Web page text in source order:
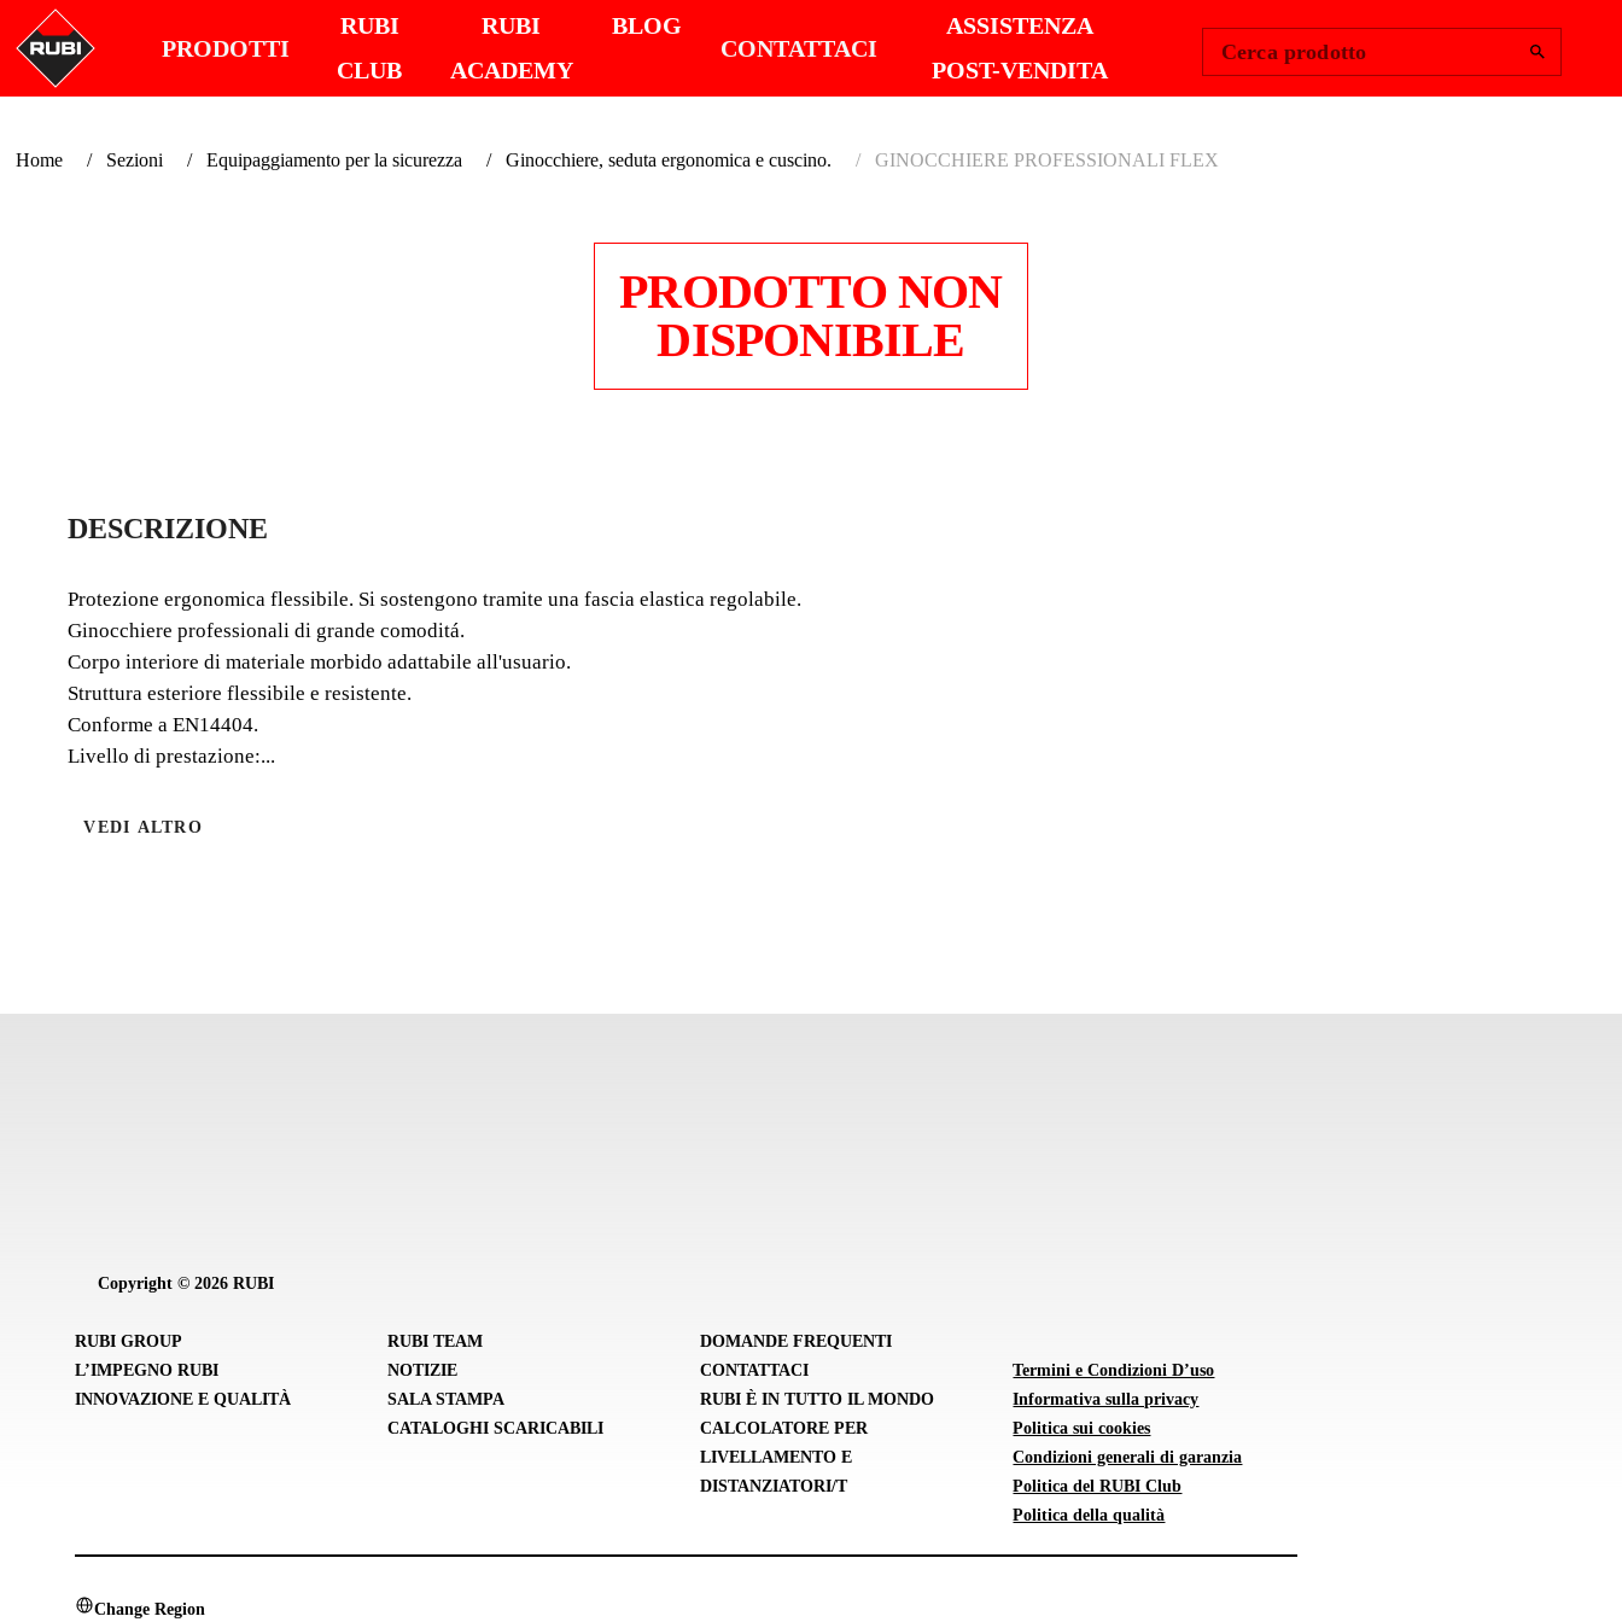
PRODOTTI
RUBI
CLUB
RUBI
ACADEMY
BLOG
CONTATTACI
ASSISTENZA
POST-VENDITA
Cerca prodotto
Home Sezioni Equipaggiamento per la sicurezza Ginocchiere, seduta ergonomica e cuscino. GINOCCHIERE PROFESSIONALI FLEX
PRODOTTO NON
DISPONIBILE
DESCRIZIONE
Protezione ergonomica flessibile. Si sostengono tramite una fascia elastica regolabile.
Ginocchiere professionali di grande comoditá.
Corpo interiore di materiale morbido adattabile all'usuario.
Struttura esteriore flessibile e resistente.
Conforme a EN14404.
Livello di prestazione:...
VEDI ALTRO
Copyright © 2026 RUBI
RUBI GROUP
L’IMPEGNO RUBI
INNOVAZIONE E QUALITÀ
RUBI TEAM
NOTIZIE
SALA STAMPA
CATALOGHI SCARICABILI
DOMANDE FREQUENTI
CONTATTACI
RUBI È IN TUTTO IL MONDO
CALCOLATORE PER
LIVELLAMENTO E
DISTANZIATORI/T
Termini e Condizioni D’uso
Informativa sulla privacy
Politica sui cookies
Condizioni generali di garanzia
Politica del RUBI Club
Politica della qualità
Change Region